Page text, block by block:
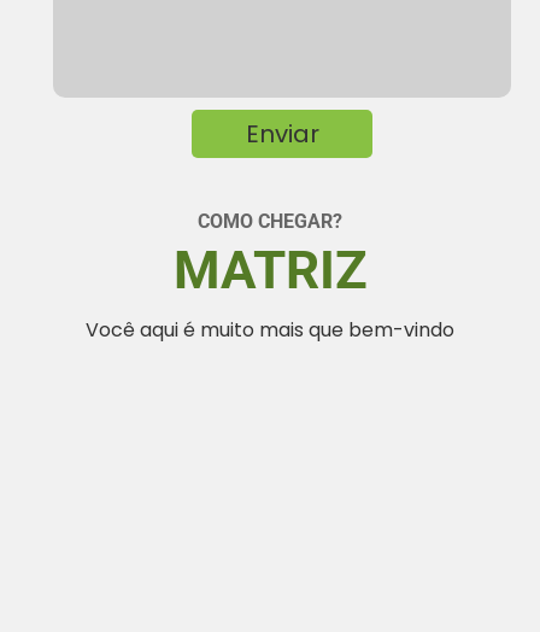
COMO CHEGAR?
MATRIZ
Você aqui é muito mais que bem-vindo